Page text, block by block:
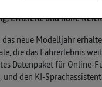
Effizienz und hohe
neue Modelljahr
die das Fahrerlebnis
Datenpaket für
den KI-